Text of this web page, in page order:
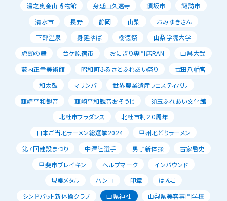
湯之奥金山博物館
身延山久遠寺 須坂市
諏訪市
清水市
長野 静岡 山梨
おみゆきさん
下部温泉
身延ゆば 樹徳祭
山梨学院大学
虎頭の舞
台ケ原宿市 おにぎり専門店RAN
山県大弐
薮内正幸美術館
昭和町ふるさとふれあい祭り
武田八幡宮
和太鼓
マリンバ
世界農業遺産フェスティバル
韮崎平和観音
韮崎平和観音おそうじ
須玉ふれあい文化館
北杜市フラダンス
北杜市制２０周年
日本ご当地ラーメン総選挙2024
甲州地どりラーメン
第７回建設まつり
中澤陸選手 男子新体操
古家啓史
甲斐市ブレイキン
ヘルプマーク
インバウンド
現璽メタル
ハンコ 印章
はんこ
シンドバット新体操クラブ
山県神社
山梨県美容専門学校